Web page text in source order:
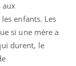
aux
enfants. Les
si une mère a
durent, le